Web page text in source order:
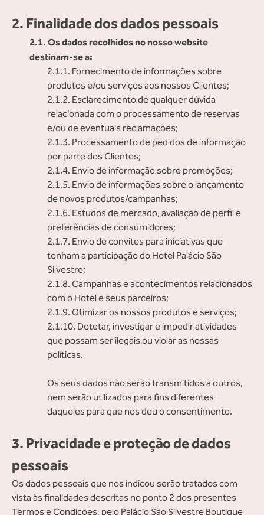
2. Finalidade dos dados pessoais
2.1. Os dados recolhidos no nosso website
destinam-se a:
2.1.1. Fornecimento de informações sobre
produtos e/ou serviços aos nossos Clientes;
2.1.2. Esclarecimento de qualquer dúvida
relacionada com o processamento de reservas
e/ou de eventuais reclamações;
2.1.3. Processamento de pedidos de informação
por parte dos Clientes;
2.1.4. Envio de informação sobre promoções;
2.1.5. Envio de informações sobre o lançamento
de novos produtos/campanhas;
2.1.6. Estudos de mercado, avaliação de perfil e
preferências de consumidores;
2.1.7. Envio de convites para iniciativas que
tenham a participação do Hotel Palácio São
Silvestre;
2.1.8. Campanhas e acontecimentos relacionados
com o Hotel e seus parceiros;
2.1.9. Otimizar os nossos produtos e serviços;
2.1.10. Detetar, investigar e impedir atividades
que possam ser ilegais ou violar as nossas
políticas.
Os seus dados não serão transmitidos a outros,
nem serão utilizados para fins diferentes
daqueles para que nos deu o consentimento.
3. Privacidade e proteção de dados
pessoais
Os dados pessoais que nos indicou serão tratados com
vista às finalidades descritas no ponto 2 dos presentes